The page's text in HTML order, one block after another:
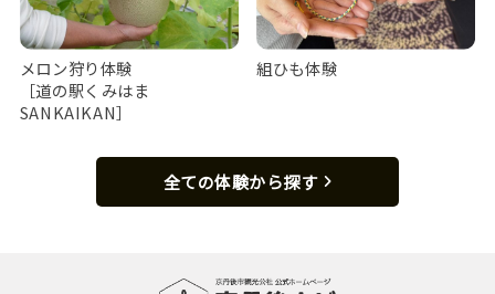
メロン狩り体験
［道の駅くみはま
SANKAIKAN］
組ひも体験
全ての体験から探す